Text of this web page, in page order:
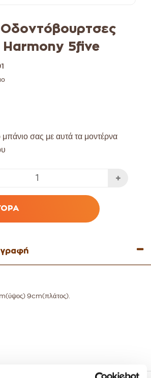
Harmony 5five
μπάνιο σας με αυτά τα μοντέρνα
9cm(πλάτος).